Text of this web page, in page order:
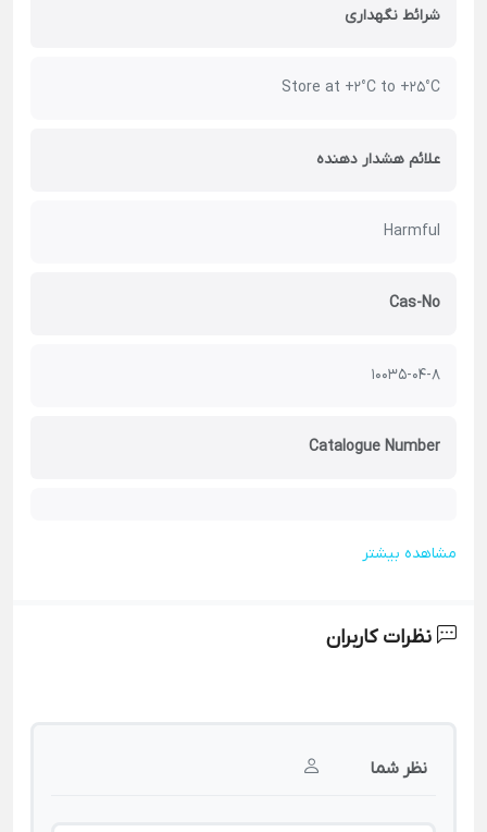
شرائط نگهداری
Store at +2°C to +25°C
علائم هشدار دهنده
Harmful
Cas-No
10035-04-8
Catalogue Number
مشاهده بیشتر
نظرات کاربران
نظر شما